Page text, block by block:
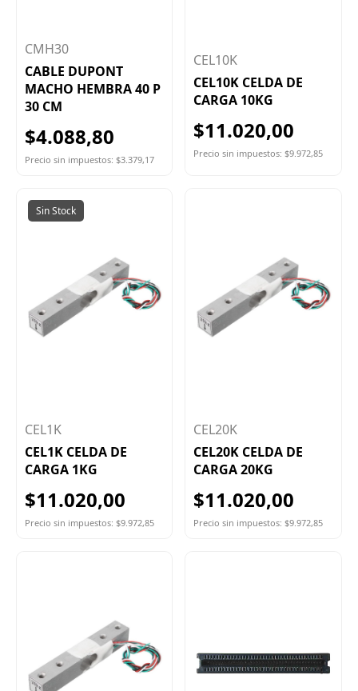
CMH30
CABLE DUPONT
MACHO HEMBRA 40 P
30 CM
$4.088,80
Precio sin impuestos: $3.379,17
CEL10K
CEL10K CELDA DE
CARGA 10KG
$11.020,00
Precio sin impuestos: $9.972,85
Sin Stock
CEL1K
CEL1K CELDA DE
CARGA 1KG
$11.020,00
Precio sin impuestos: $9.972,85
CEL20K
CEL20K CELDA DE
CARGA 20KG
$11.020,00
Precio sin impuestos: $9.972,85